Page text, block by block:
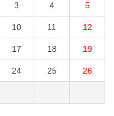
3 4 5
10 11 12
17 18 19
24 25 26